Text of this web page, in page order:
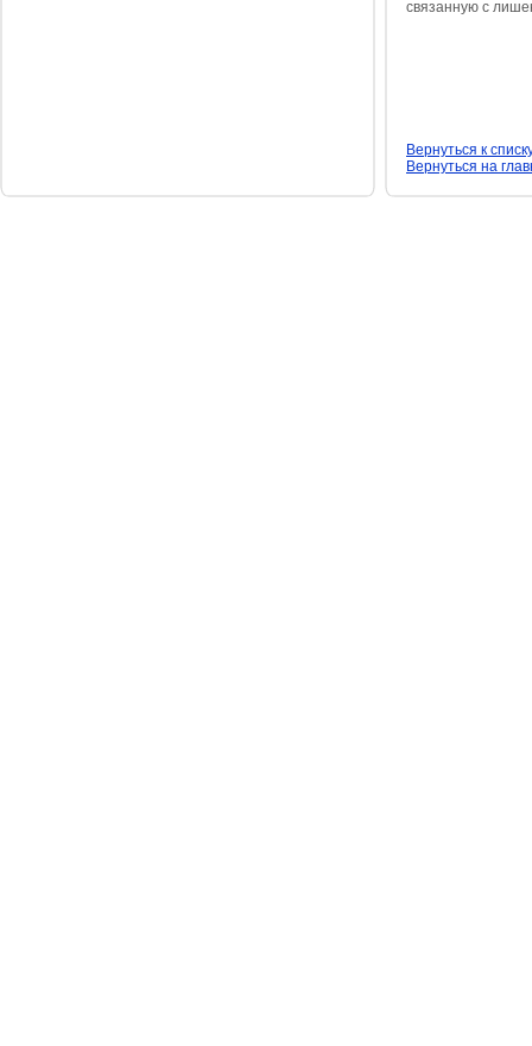
связанную с
Вернуться к
Вернуться на